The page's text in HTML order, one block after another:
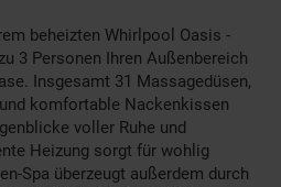
beheizten Whirlpool Oasis -
3 Personen Ihren Außenbereich
Insgesamt 31 Massagedüsen,
komfortable Nackenkissen
voller Ruhe und
Heizung sorgt für wohlig
Spa überzeugt außerdem durch